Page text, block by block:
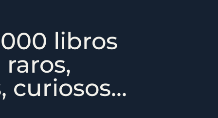
libros
curiosos...